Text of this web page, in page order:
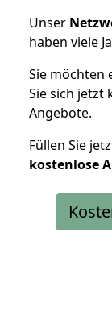
Unser
haben viele
Sie möchten
Sie sich jetzt
Angebote.
Füllen Sie
kostenlose